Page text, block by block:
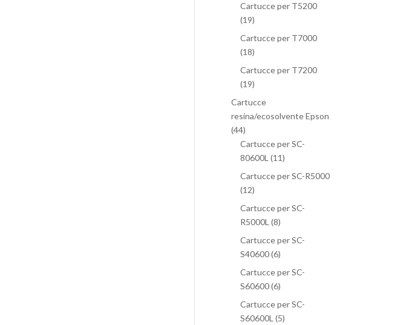
Cartucce per T5200
(19)
Cartucce per T7000
(18)
Cartucce per T7200
(19)
Cartucce
resina/ecosolvente Epson
(44)
Cartucce per SC-
80600L (11)
Cartucce per SC-R5000
(12)
Cartucce per SC-
R5000L (8)
Cartucce per SC-
S40600(6)
Cartucce per SC-
S60600(6)
Cartucce per SC-
S60600L (5)